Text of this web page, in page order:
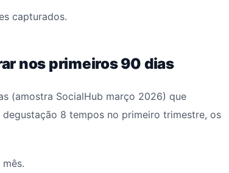
capturados.
nos primeiros 90 dias
(amostra SocialHub março 2026) que
8 tempos no primeiro trimestre, os